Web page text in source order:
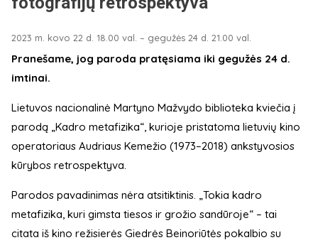
2023 m. kovo 22 d. 18.00 val. – gegužės 24 d. 21.00 val.
Pranešame, jog paroda pratęsiama iki gegužės 24 d.
imtinai.
Lietuvos nacionalinė Martyno Mažvydo biblioteka kviečia į
parodą „Kadro metafizika“, kurioje pristatoma lietuvių kino
operatoriaus Audriaus Kemežio (1973–2018) ankstyvosios
kūrybos retrospektyva.
Parodos pavadinimas nėra atsitiktinis. „Tokia kadro
metafizika, kuri gimsta tiesos ir grožio sandūroje“ – tai
citata iš kino režisierės Giedrės Beinoriūtės pokalbio su